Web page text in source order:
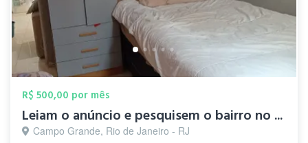
R$ 500,00 por mês
Leiam o anúncio e pesquisem o bairro no ...
Campo Grande, Rio de Janeiro - RJ